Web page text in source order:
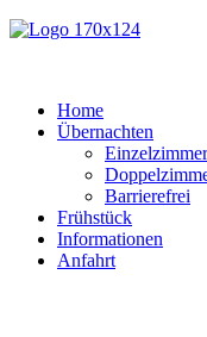
Home
Übernachten
Einzelzimmer
Barrierefrei
Frühstück
Informationen
Anfahrt